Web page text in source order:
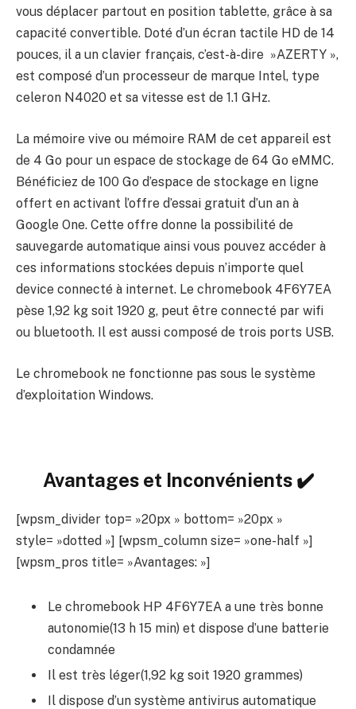
vous déplacer partout en position tablette, grâce à sa
capacité convertible. Doté d’un écran tactile HD de 14
pouces, il a un clavier français, c’est-à-dire »AZERTY »,
est composé d’un processeur de marque Intel, type
celeron N4020 et sa vitesse est de 1.1 GHz.
La mémoire vive ou mémoire RAM de cet appareil est
de 4 Go pour un espace de stockage de 64 Go eMMC.
Bénéficiez de 100 Go d’espace de stockage en ligne
offert en activant l’offre d’essai gratuit d’un an à
Google One. Cette offre donne la possibilité de
sauvegarde automatique ainsi vous pouvez accéder à
ces informations stockées depuis n’importe quel
device connecté à internet. Le chromebook 4F6Y7EA
pèse 1,92 kg soit 1920 g, peut être connecté par wifi
ou bluetooth. Il est aussi composé de trois ports USB.
Le chromebook ne fonctionne pas sous le système
d’exploitation Windows.
Avantages et Inconvénients ✔️
[wpsm_divider top= »20px » bottom= »20px »
style= »dotted »] [wpsm_column size= »one-half »]
[wpsm_pros title= »Avantages: »]
Le chromebook HP 4F6Y7EA a une très bonne
autonomie(13 h 15 min) et dispose d’une batterie
condamnée
Il est très léger(1,92 kg soit 1920 grammes)
Il dispose d’un système antivirus automatique